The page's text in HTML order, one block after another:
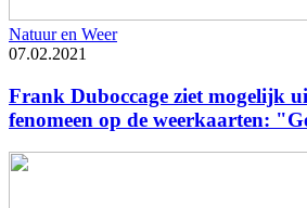
Natuur en Weer
07.02.2021
Frank Duboccage ziet mogelijk
fenomeen op de weerkaarten: